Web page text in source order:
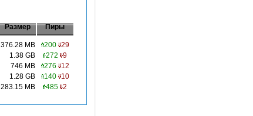
Размер Пиры
376.28 MB 200 29
1.38 GB 272
9
746 MB 276
12
1.28 GB 140 10
283.15 MB 485 2